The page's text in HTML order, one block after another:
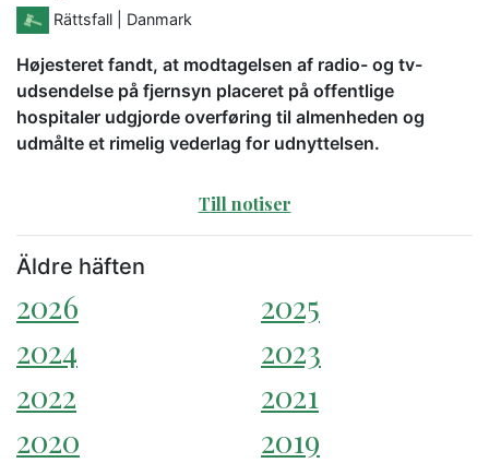
Rättsfall | Danmark
Højesteret fandt, at modtagelsen af radio- og tv-
udsendelse på fjernsyn placeret på offentlige
hospitaler udgjorde overføring til almenheden og
udmålte et rimelig vederlag for udnyttelsen.
Till notiser
Äldre häften
2026
2025
2024
2023
2022
2021
2020
2019